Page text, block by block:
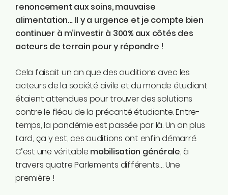
Téléphone
0494/90.59.19
Email
renoncement aux soins, mauvaise
alimentation… Il y a urgence et je compte bien
continuer à m’investir à 300% aux côtés des
acteurs de terrain pour y répondre !
Cela faisait un an que des auditions avec les
acteurs de la société civile et du monde étudiant
étaient attendues pour trouver des solutions
contre le fléau de la précarité étudiante. Entre-
temps, la pandémie est passée par là. Un an plus
tard, ça y est, ces auditions ont enfin démarré.
C’est une véritable mobilisation générale, à
travers quatre Parlements différents… Une
première !